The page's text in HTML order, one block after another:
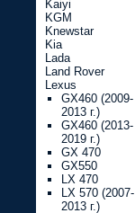
Kaiyi
KGM
Knewstar
Kia
Lada
Land Rover
Lexus
GX460 (2009-
2013 г.)
GX460 (2013-
2019 г.)
GX 470
GX550
LX 470
LX 570 (2007-
2013 г.)